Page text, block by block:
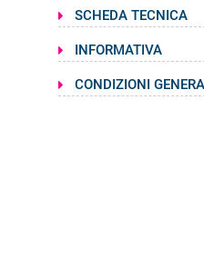
SCHEDA TECNICA
INFORMATIVA
CONDIZIONI